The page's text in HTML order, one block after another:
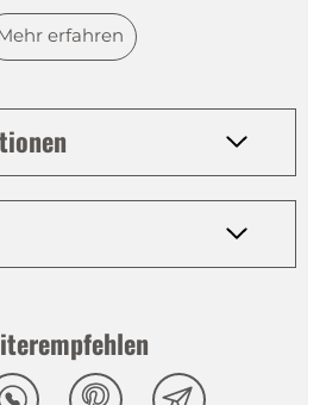
Zimt und Holz
Haselnuss, Zimt und Holz
Finish mit Pfeffernoten
erfahren